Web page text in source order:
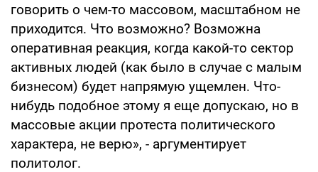
говорить о чем-то массовом, масштабном не
приходится. Что возможно? Возможна
оперативная реакция, когда какой-то сектор
активных людей (как было в случае с малым
бизнесом) будет напрямую ущемлен. Что-
нибудь подобное этому я еще допускаю, но в
массовые акции протеста политического
характера, не верю», - аргументирует
политолог.